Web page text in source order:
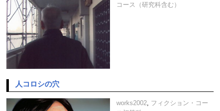
コース（研究科含む）
人コロシの穴
works2002, フィクション・コー